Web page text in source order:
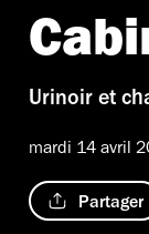
Urinoir et
mardi 14 avril
Partager